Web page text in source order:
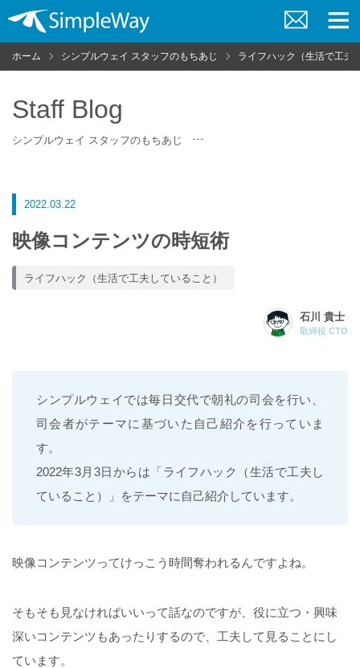
問
い
ニ
ュ
ホーム シンプルウェイ スタッフのもちあじ ライフハック（生活で工夫
Staff Blog
シンプルウェイ スタッフのもちあじ
2022.03.22
映像コンテンツの時短術
ライフハック（生活で工夫していること）
石川 貴士
取締役 CTO
シンプルウェイでは毎日交代で朝礼の司会を行い、
司会者がテーマに基づいた自己紹介を行っていま
す。
2022年3月3日からは「ライフハック（生活で工夫し
ていること）」をテーマに自己紹介しています。
映像コンテンツってけっこう時間奪われるんですよね。
そもそも見なければいいって話なのですが、役に立つ・興味
深いコンテンツもあったりするので、工夫して見ることにし
ています。